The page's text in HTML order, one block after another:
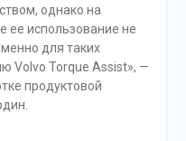
однако на
ее использование не
для таких
Volvo Torque Assist», —
продуктовой